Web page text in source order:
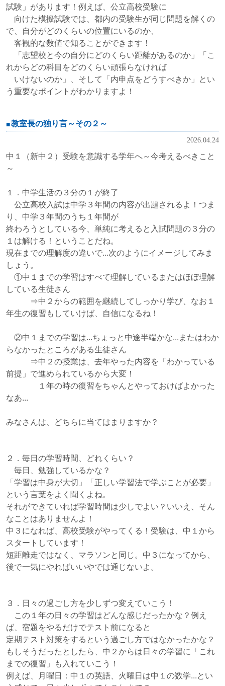
試験」があります！例えば、公立高校受験に
向けた模擬試験では、都内の受験生が同じ問題を解くの
で、自分がどのくらいの位置にいるのか、
客観的な数値で知ることができます！
「志望校と今の自分にどのくらい距離があるのか」「こ
れからどの科目をどのくらい頑張らなければ
いけないのか」、そして「内申点をどうすべきか」とい
う重要なポイントがわかりますよ！
教室長の独り言～その２～
2026.04.24
中１（新中２）受験を意識する学年へ～今考えるべきこと
～
１．中学生活の３分の１が終了
公立高校入試は中学３年間の内容が出題されるよ！つま
り、中学３年間のうち１年間が
終わろうとしている今、単純に考えると入試問題の３分の
１は解ける！ということだね。
現在までの理解度の違いで...次のようにイメージしてみま
しょう。
①中１までの学習はすべて理解しているまたはほぼ理解
している生徒さん
⇒中２からの範囲を継続してしっかり学び、なお１
年生の復習もしていけば、自信になるね！
②中１までの学習は...ちょっと中途半端かな...またはわか
らなかったところがある生徒さん
⇒中２の授業は、去年やった内容を「わかっている
前提」で進められているから大変！
１年の時の復習をちゃんとやっておけばよかった
なあ...
みなさんは、どちらに当てはまりますか？
２．毎日の学習時間、どれくらい？
毎日、勉強しているかな？
「学習は中身が大切」「正しい学習法で学ぶことが必要」
という言葉をよく聞くよね。
それができていれば学習時間は少しでよい？いいえ、そん
なことはありませんよ！
中３になれば、高校受験がやってくる！受験は、中１から
スタートしています！
短距離走ではなく、マラソンと同じ。中３になってから、
後で一気にやればいいやでは通じないよ。
３．日々の過ごし方を少しずつ変えていこう！
この１年の日々の学習はどんな感じだったかな？例え
ば、宿題をやるだけでテスト前になると
定期テスト対策をするという過ごし方ではなかったかな？
もしそうだったとしたら、中２からは日々の学習に「これ
までの復習」も入れていこう！
例えば、月曜日：中１の英語、火曜日は中１の数学...とい